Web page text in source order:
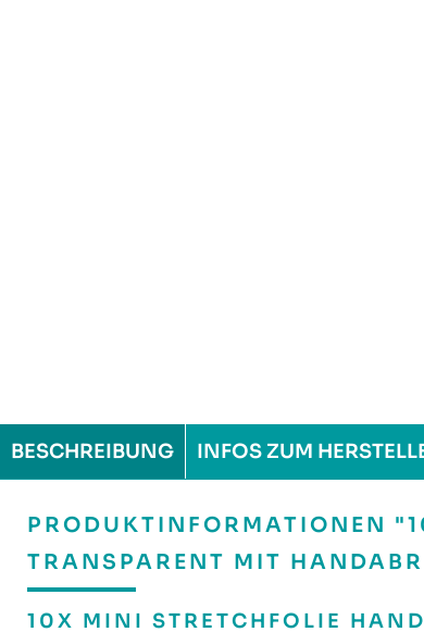
BESCHREIBUNG INFOS ZUM
PRODUKTINFORMATIONEN
TRANSPARENT MIT
10X MINI STRETCHFOLIE